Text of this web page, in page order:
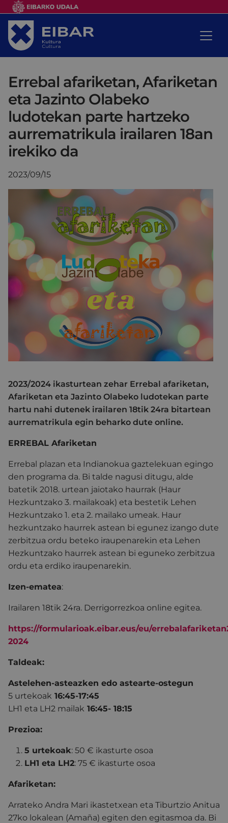
Errebal afariketan, Afariketan
eta Jazinto Olabeko
ludotekan parte hartzeko
aurrematrikula irailaren 18an
irekiko da
2023/09/15
2023/2024 ikasturtean zehar Errebal afariketan,
Afariketan eta Jazinto Olabeko ludotekan parte
hartu nahi dutenek irailaren 18tik 24ra bitartean
aurrematrikula egin beharko dute online.
ERREBAL Afariketan
Errebal plazan eta Indianokua gaztelekuan egingo
den programa da. Bi talde nagusi ditugu, alde
batetik 2018. urtean jaiotako haurrak (Haur
Hezkuntzako 3. mailakoak) eta bestetik Lehen
Hezkuntzako 1. eta 2. mailako umeak. Haur
hezkuntzako haurrek astean bi egunez izango dute
zerbitzua ordu beteko iraupenarekin eta Lehen
Hezkuntzako haurrek astean bi eguneko zerbitzua
ordu eta erdiko iraupenarekin.
Izen-ematea:
Irailaren 18tik 24ra. Derrigorrezkoa online egitea.
https://formularioak.eibar.eus/eu/
2024
Taldeak:
Astelehen-asteazken edo astearte-ostegun
5 urtekoak 16:45-17:45
LH1 eta LH2 mailak 16:45- 18:15
Prezioa:
5 urtekoak: 50 € ikasturte osoa
LH1 eta LH2: 75 € ikasturte osoa
Afariketan:
Arrateko Andra Mari ikastetxean eta Tiburtzio Anitua
27ko lokalean (Amaña) egiten den egitasmoa da. Bi